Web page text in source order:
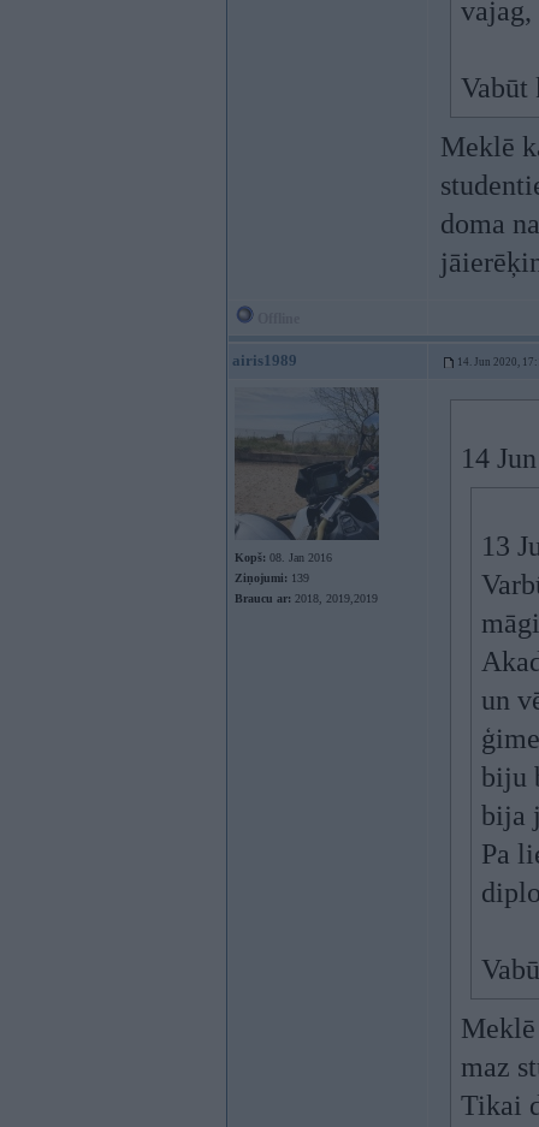
vajag,
Vabūt
Meklē
doma
airis1989 14. Jun 2020,
Kopš: 08. Jan 2016
Ziņojumi: 139
Braucu ar: 2018, 2019,2019
14
13
un
biju
bija
Pa
maz
Tikai